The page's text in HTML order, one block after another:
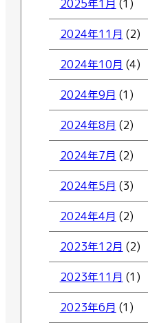
2025年1月 (1)
2024年11月 (2)
2024年10月 (4)
2024年9月 (1)
2024年8月 (2)
2024年7月 (2)
2024年5月 (3)
2024年4月 (2)
2023年12月 (2)
2023年11月 (1)
2023年6月 (1)